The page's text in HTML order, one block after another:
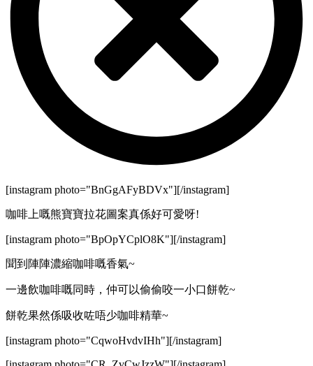
[instagram photo="BnGgAFyBDVx"][/instagram]
咖啡上嘅熊寶寶拉花圖案真係好可愛呀!
[instagram photo="BpOpYCplO8K"][/instagram]
聞到陣陣濃縮咖啡嘅香氣~
一邊飲咖啡嘅同時，仲可以偷偷咬一小口餅乾~
餅乾果然係吸收咗唔少咖啡精華~
[instagram photo="CqwoHvdvIHh"][/instagram]